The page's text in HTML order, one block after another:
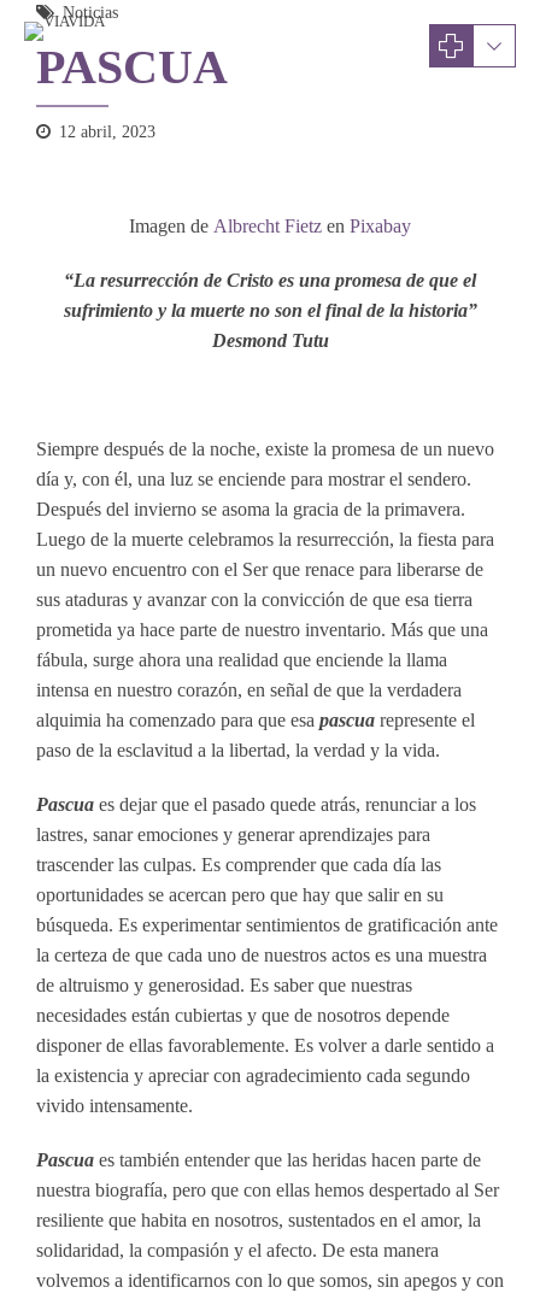
Noticias
PASCUA
12 abril, 2023
Imagen de Albrecht Fietz en Pixabay
“La resurrección de Cristo es una promesa de que el
sufrimiento y la muerte no son el final de la historia”
Desmond Tutu
Siempre después de la noche, existe la promesa de un nuevo
día y, con él, una luz se enciende para mostrar el sendero.
Después del invierno se asoma la gracia de la primavera.
Luego de la muerte celebramos la resurrección, la fiesta para
un nuevo encuentro con el Ser que renace para liberarse de
sus ataduras y avanzar con la convicción de que esa tierra
prometida ya hace parte de nuestro inventario. Más que una
fábula, surge ahora una realidad que enciende la llama
intensa en nuestro corazón, en señal de que la verdadera
alquimia ha comenzado para que esa pascua represente el
paso de la esclavitud a la libertad, la verdad y la vida.
Pascua es dejar que el pasado quede atrás, renunciar a los
lastres, sanar emociones y generar aprendizajes para
trascender las culpas. Es comprender que cada día las
oportunidades se acercan pero que hay que salir en su
búsqueda. Es experimentar sentimientos de gratificación ante
la certeza de que cada uno de nuestros actos es una muestra
de altruismo y generosidad. Es saber que nuestras
necesidades están cubiertas y que de nosotros depende
disponer de ellas favorablemente. Es volver a darle sentido a
la existencia y apreciar con agradecimiento cada segundo
vivido intensamente.
Pascua es también entender que las heridas hacen parte de
nuestra biografía, pero que con ellas hemos despertado al Ser
resiliente que habita en nosotros, sustentados en el amor, la
solidaridad, la compasión y el afecto. De esta manera
volvemos a identificarnos con lo que somos, sin apegos y con